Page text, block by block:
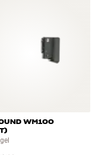
WM100